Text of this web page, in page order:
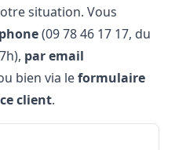
situation. Vous
(09​ 78​ 46​ 17​ 17, du
par email
bien via leformulaire
client.